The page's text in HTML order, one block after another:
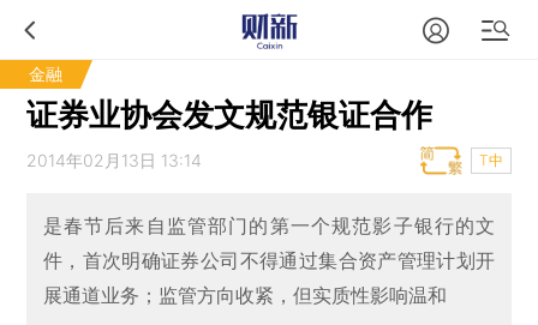
金融
证券业协会发文规范银证合作
2014年02月13日 13:14 T中
是春节后来自监管部门的第一个规范影子银行的文
件，首次明确证券公司不得通过集合资产管理计划开
展通道业务；监管方向收紧，但实质性影响温和